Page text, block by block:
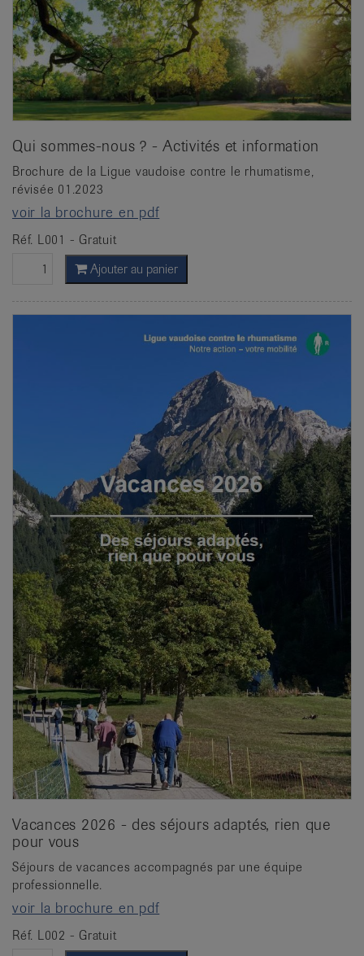
Qui sommes-nous ? - Activités et information
Brochure de la Ligue vaudoise contre le rhumatisme,
révisée 01.2023
voir la brochure en pdf
Réf. L001 - Gratuit
Ajouter au panier
Vacances 2026 - des séjours adaptés, rien que
pour vous
Séjours de vacances accompagnés par une équipe
professionnelle.
voir la brochure en pdf
Réf. L002 - Gratuit